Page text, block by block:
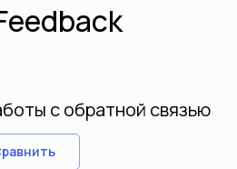
с обратной связью